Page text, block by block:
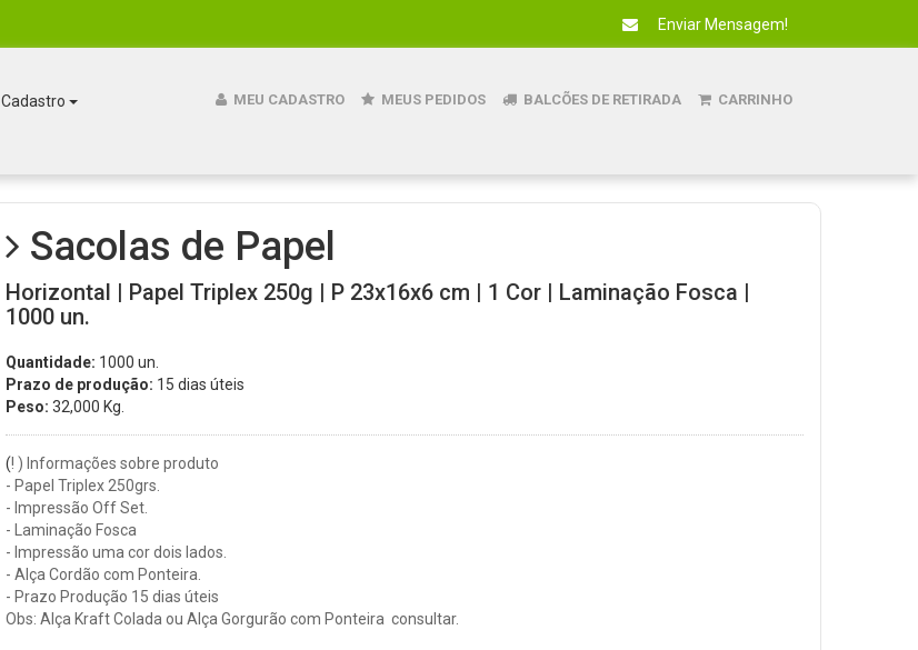
Enviar Mensagem!
Cadastro MEU CADASTRO MEUS PEDIDOS BALCÕES DE RETIRADA CARRINHO
Sacolas de Papel
Horizontal | Papel Triplex 250g | P 23x16x6 cm | 1 Cor | Laminação Fosca |
1000 un.
Quantidade: 1000 un.
Prazo de produção: 15 dias úteis
Peso: 32,000 Kg.
(! ) Informações sobre produto
- Papel Triplex 250grs.
- Impressão Off Set.
- Laminação Fosca
- Impressão uma cor dois lados.
- Alça Cordão com Ponteira.
- Prazo Produção 15 dias úteis
Obs: Alça Kraft Colada ou Alça Gorgurão com Ponteira consultar.